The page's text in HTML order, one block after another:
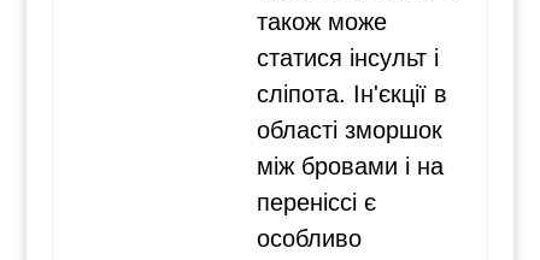
також може
статися інсульт і
сліпота. Ін'єкції в
області зморшок
між бровами і на
переніссі є
особливо